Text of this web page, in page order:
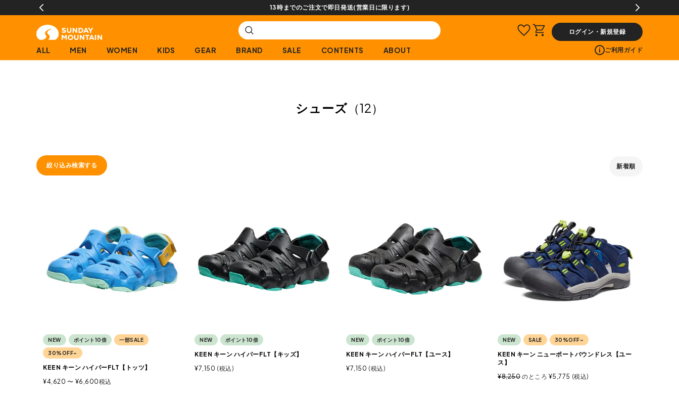
【会員限定】交換送料片道無料サービス
ログイン・新規登録
ALL MEN WOMEN KIDS GEAR BRAND SALE CONTENTS ABOUT ご利用ガイド
シューズ （12）
絞り込み検索する 新着順
NEW ポイント10倍 一部SALE
30%OFF~
KEEN キーン ハイパーFLT【トッツ】
¥4,620 〜 ¥6,600税込
NEW ポイント10倍
KEEN キーン ハイパーFLT【キッズ】
¥7,150 税込
NEW ポイント10倍
KEEN キーン ハイパーFLT【ユース】
¥7,150 税込
NEW SALE 30%OFF~
KEEN キーン ニューポートバウンドレス【ユー
ス】
¥8,250 のところ ¥5,775 税込